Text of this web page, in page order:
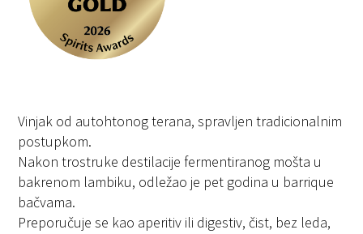
Vinjak od autohtonog terana, spravljen tradicionalnim
postupkom.
Nakon trostruke destilacije fermentiranog mošta u
bakrenom lambiku, odležao je pet godina u barrique
bačvama.
Preporučuje se kao aperitiv ili digestiv, čist, bez leda,